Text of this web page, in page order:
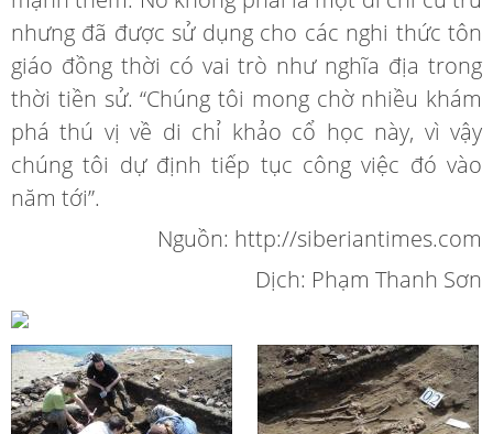
nhưng đã được sử dụng cho các nghi thức tôn
giáo đồng thời có vai trò như nghĩa địa trong
thời tiền sử. “Chúng tôi mong chờ nhiều khám
phá thú vị về di chỉ khảo cổ học này, vì vậy
chúng tôi dự định tiếp tục công việc đó vào
năm tới”.
Nguồn: http://siberiantimes.com
Dịch: Phạm Thanh Sơn